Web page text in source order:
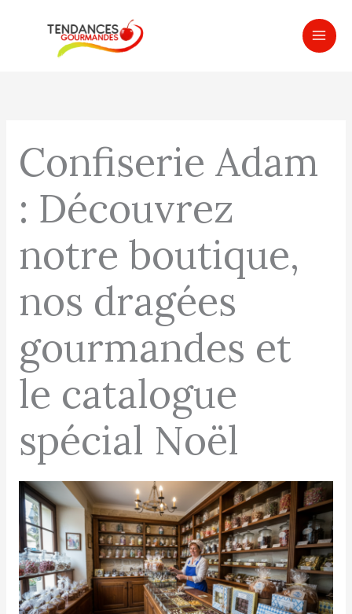
Confiserie Adam
: Découvrez
notre boutique,
nos dragées
gourmandes et
le catalogue
spécial Noël